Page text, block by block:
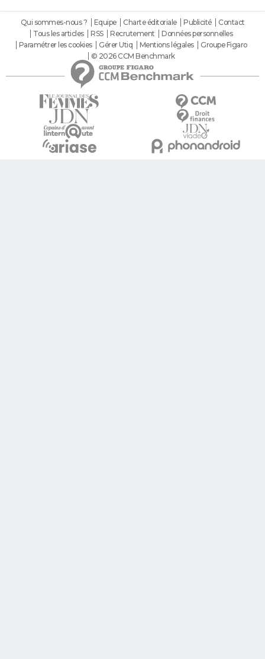
Qui sommes-nous ? Equipe Charte éditoriale Publicité
Contact
Tous les articles
RSS Recrutement
Données personnelles
Paramétrer les cookies
Gérer Utiq Mentions légales
Groupe Figaro
© 2026 CCM Benchmark